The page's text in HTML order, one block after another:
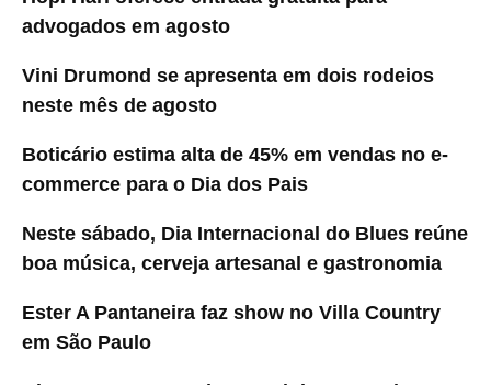
advogados em agosto
Vini Drumond se apresenta em dois rodeios
neste mês de agosto
Boticário estima alta de 45% em vendas no e-
commerce para o Dia dos Pais
Neste sábado, Dia Internacional do Blues reúne
boa música, cerveja artesanal e gastronomia
Ester A Pantaneira faz show no Villa Country
em São Paulo